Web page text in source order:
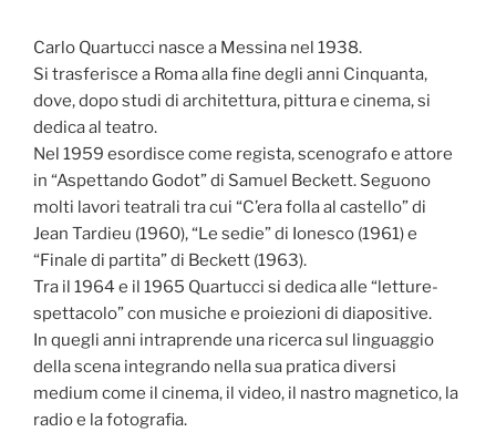
Carlo Quartucci nasce a Messina nel 1938.
Si trasferisce a Roma alla fine degli anni Cinquanta,
dove, dopo studi di architettura, pittura e cinema, si
dedica al teatro.
Nel 1959 esordisce come regista, scenografo e attore
in “Aspettando Godot” di Samuel Beckett. Seguono
molti lavori teatrali tra cui “C’era folla al castello” di
Jean Tardieu (1960), “Le sedie” di Ionesco (1961) e
“Finale di partita” di Beckett (1963).
Tra il 1964 e il 1965 Quartucci si dedica alle “letture-
spettacolo” con musiche e proiezioni di diapositive.
In quegli anni intraprende una ricerca sul linguaggio
della scena integrando nella sua pratica diversi
medium come il cinema, il video, il nastro magnetico, la
radio e la fotografia.